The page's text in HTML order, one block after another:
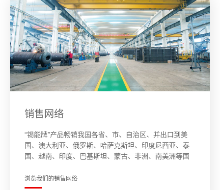
销售网络
“锡能牌”产品畅销我国各省、市、自治区、并出口到美
国、澳大利亚、俄罗斯、哈萨克斯坦、印度尼西亚、泰
国、越南、印度、巴基斯坦、蒙古、非洲、南美洲等国
浏览我们的销售网络